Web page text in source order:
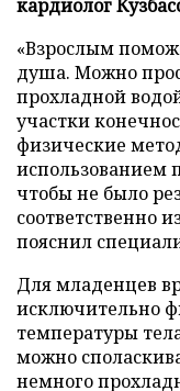
кардиолог
«Взрослым
душа. Можно
прохладной
участки
физические
использованием
чтобы не было
соответственно
пояснил
Для младенцев
исключительно
температуры
можно
немного